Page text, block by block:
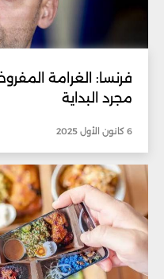
مجرد البداية
6 كانون الأول 2025